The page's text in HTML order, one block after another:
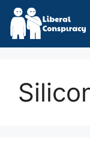
Skip
content